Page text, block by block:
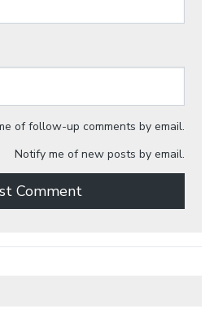
of follow-up comments by email.
Notify me of new posts by email.